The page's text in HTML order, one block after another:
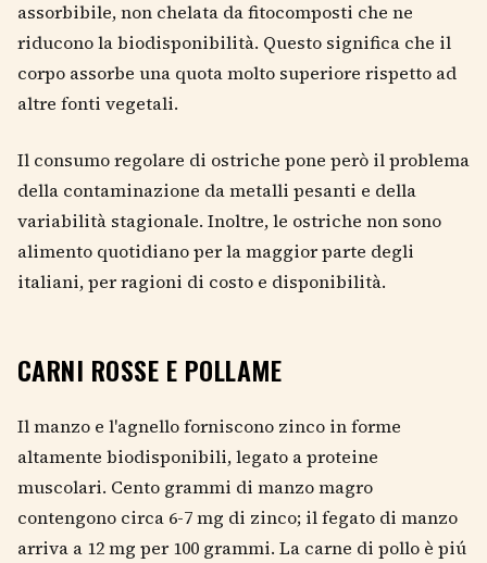
assorbibile, non chelata da fitocomposti che ne
riducono la biodisponibilità. Questo significa che il
corpo assorbe una quota molto superiore rispetto ad
altre fonti vegetali.
Il consumo regolare di ostriche pone però il problema
della contaminazione da metalli pesanti e della
variabilità stagionale. Inoltre, le ostriche non sono
alimento quotidiano per la maggior parte degli
italiani, per ragioni di costo e disponibilità.
CARNI ROSSE E POLLAME
Il manzo e l'agnello forniscono zinco in forme
altamente biodisponibili, legato a proteine
muscolari. Cento grammi di manzo magro
contengono circa 6-7 mg di zinco; il fegato di manzo
arriva a 12 mg per 100 grammi. La carne di pollo è piú